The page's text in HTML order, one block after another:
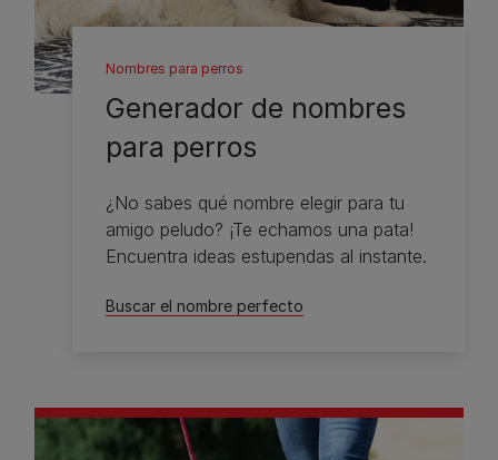
Nombres para perros
Generador de nombres
para perros
¿No sabes qué nombre elegir para tu
amigo peludo? ¡Te echamos una pata!
Encuentra ideas estupendas al instante.
Buscar el nombre perfecto